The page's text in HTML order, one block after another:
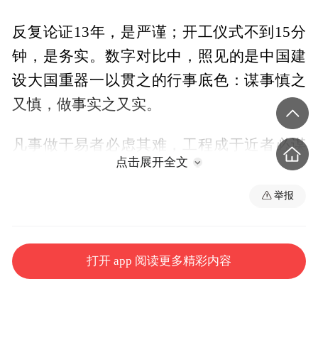
反复论证13年，是严谨；开工仪式不到15分
钟，是务实。数字对比中，照见的是中国建
设大国重器一以贯之的行事底色：谋事慎之
又慎，做事实之又实。
凡事做于易者必虑其难，工程成于近者必谋
其远。三峡双线五级船闸年设计通过能力为1
亿吨，原规划至2030年才达到这一水平。三
2025年三峡枢纽年通过量已超 1.7 亿吨，超
出原设计水平的70%。据预测，到2035年和
点击展开全文
举报
打开 app 阅读更多精彩内容